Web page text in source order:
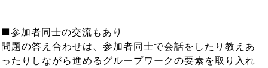
■参加者同士の交流もあり
問題の答え合わせは、参加者同士で会話をしたり教えあ
ったりしながら進めるグループワークの要素を取り入れ